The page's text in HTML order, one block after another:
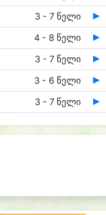
3 - 7 წელი
4 - 8 წელი
3 - 7 წელი
3 - 6 წელი
3 - 7 წელი